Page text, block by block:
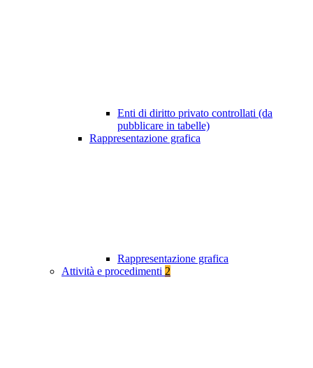
Enti di diritto privato controllati (da
pubblicare in tabelle)
Rappresentazione grafica
Rappresentazione grafica
Attività e procedimenti 2